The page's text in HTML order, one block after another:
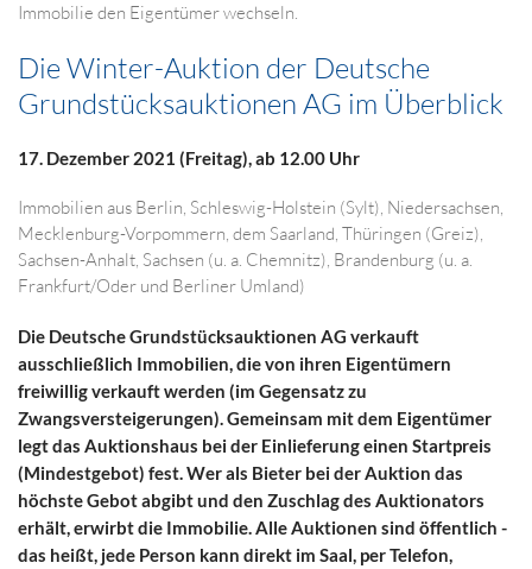
Immobilie den Eigentümer wechseln.
Die Winter-Auktion der Deutsche
Grundstücksauktionen AG im Überblick
17. Dezember 2021 (Freitag), ab 12.00 Uhr
Immobilien aus Berlin, Schleswig-Holstein (Sylt), Niedersachsen,
Mecklenburg-Vorpommern, dem Saarland, Thüringen (Greiz),
Sachsen-Anhalt, Sachsen (u. a. Chemnitz), Brandenburg (u. a.
Frankfurt/Oder und Berliner Umland)
Die Deutsche Grundstücksauktionen AG verkauft
ausschließlich Immobilien, die von ihren Eigentümern
freiwillig verkauft werden (im Gegensatz zu
Zwangsversteigerungen). Gemeinsam mit dem Eigentümer
legt das Auktionshaus bei der Einlieferung einen Startpreis
(Mindestgebot) fest. Wer als Bieter bei der Auktion das
höchste Gebot abgibt und den Zuschlag des Auktionators
erhält, erwirbt die Immobilie. Alle Auktionen sind öffentlich -
das heißt, jede Person kann direkt im Saal, per Telefon,